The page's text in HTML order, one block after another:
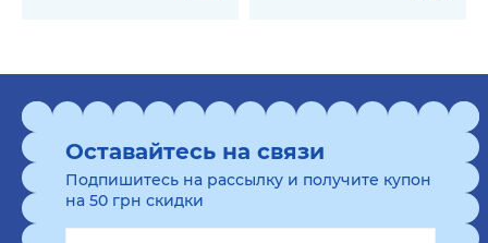
Оставайтесь на связи
Подпишитесь на рассылку и получите купон
на 50 грн скидки